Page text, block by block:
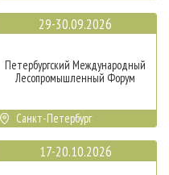
29-30.09.2026
Петербургский Международный
Лесопромышленный Форум
Санкт-Петербург
17-20.10.2026